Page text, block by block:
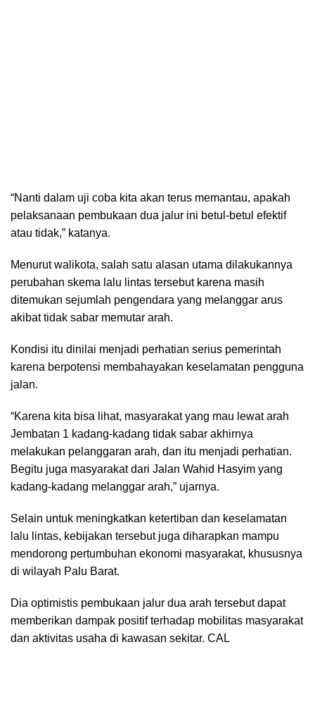
“Nanti dalam uji coba kita akan terus memantau, apakah
pelaksanaan pembukaan dua jalur ini betul-betul efektif
atau tidak,” katanya.
Menurut walikota, salah satu alasan utama dilakukannya
perubahan skema lalu lintas tersebut karena masih
ditemukan sejumlah pengendara yang melanggar arus
akibat tidak sabar memutar arah.
Kondisi itu dinilai menjadi perhatian serius pemerintah
karena berpotensi membahayakan keselamatan pengguna
jalan.
“Karena kita bisa lihat, masyarakat yang mau lewat arah
Jembatan 1 kadang-kadang tidak sabar akhirnya
melakukan pelanggaran arah, dan itu menjadi perhatian.
Begitu juga masyarakat dari Jalan Wahid Hasyim yang
kadang-kadang melanggar arah,” ujarnya.
Selain untuk meningkatkan ketertiban dan keselamatan
lalu lintas, kebijakan tersebut juga diharapkan mampu
mendorong pertumbuhan ekonomi masyarakat, khususnya
di wilayah Palu Barat.
Dia optimistis pembukaan jalur dua arah tersebut dapat
memberikan dampak positif terhadap mobilitas masyarakat
dan aktivitas usaha di kawasan sekitar. CAL